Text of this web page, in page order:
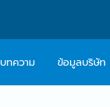
บทความ ข้อมูลบริษัท